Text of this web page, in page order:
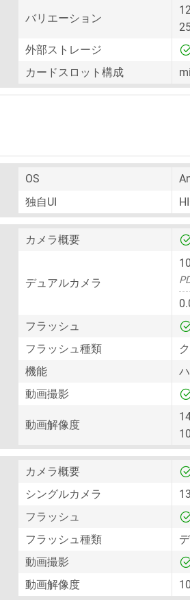
バリエーション
外部ストレージ
カードスロット構成
OS
独自UI
カメラ概要
デュアルカメラ
フラッシュ
フラッシュ種類
機能
動画撮影
動画解像度
カメラ概要
シングルカメラ
フラッシュ
フラッシュ種類
動画撮影
動画解像度